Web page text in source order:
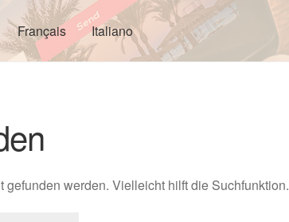
Français Italiano
gefunden werden. Vielleicht hilft die Suchfunktion.